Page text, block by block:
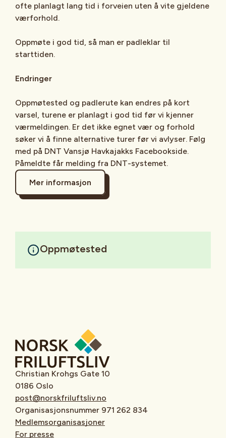
ofte planlagt lang tid i forveien uten å vite gjeldene
værforhold.
Oppmøte i god tid, så man er padleklar til
starttiden.
Endringer
Oppmøtested og padlerute kan endres på kort
varsel, turene er planlagt i god tid før vi kjenner
værmeldingen. Er det ikke egnet vær og forhold
søker vi å finne alternative turer før vi avlyser. Følg
med på DNT Vansjø Havkajakks Facebookside.
Påmeldte får melding fra DNT-systemet.
Mer informasjon
Oppmøtested
Christian Krohgs Gate 10
0186 Oslo
post@norskfriluftsliv.no
Organisasjonsnummer 971 262 834
Medlemsorganisasjoner
For presse